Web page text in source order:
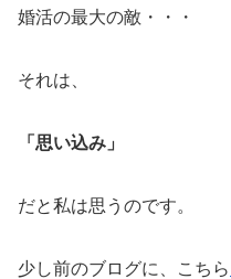
婚活の最大の敵・・・
それは、
「思い込み」
だと私は思うのです。
少し前のブログに、こちら